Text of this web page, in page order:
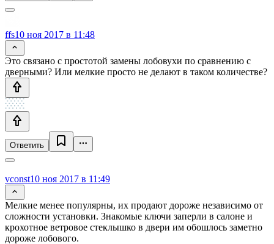
ffs10 ноя 2017 в 11:48
Это связано с простотой замены лобовухи по сравнению с
дверными? Или мелкие просто не делают в таком количестве?
Ответить
vconst10 ноя 2017 в 11:49
Мелкие менее популярны, их продают дороже независимо от
сложности установки. Знакомые ключи заперли в салоне и
крохотное ветровое стеклышко в двери им обошлось заметно
дороже лобового.